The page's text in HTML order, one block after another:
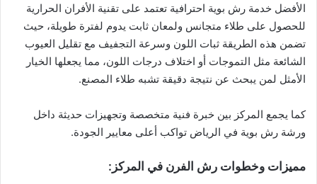
الأفضل خدمة رش بوية احترافية تعتمد على تقنية الأفران الحرارية
للحصول على طلاء متجانس ولمعان ثابت يدوم لفترة طويلة، حيث
تضمن هذه الطريقة ثبات اللون وسرعة التجفيف مع تقليل العيوب
الشائعة مثل التموجات أو اختلاف درجات اللون، مما يجعلها الخيار
الأمثل لمن يبحث عن نتيجة دقيقة تشبه طلاء المصنع.
كما يجمع المركز بين خبرة فنية متخصصة وتجهيزات حديثة داخل
ورشة رش بوية في الرياض تواكب أعلى معايير الجودة.
مميزات وخطوات رش الفرن في المركز: